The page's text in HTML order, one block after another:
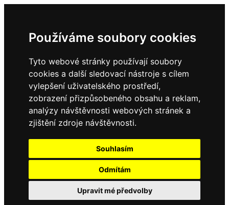
Používáme soubory cookies
Tyto webové stránky používají soubory
cookies a další sledovací nástroje s cílem
vylepšení uživatelského prostředí,
zobrazení přizpůsobeného obsahu a reklam,
analýzy návštěvnosti webových stránek a
zjištění zdroje návštěvnosti.
Souhlasím
Odmítám
Upravit mé předvolby